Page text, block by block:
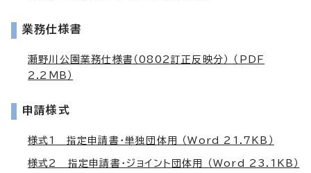
業務仕様書
瀬野川公園業務仕様書（0802訂正反映分） （PDF
2.2MB）
申請様式
様式1 指定申請書・単独団体用 （Word 21.7KB）
様式2 指定申請書・ジョイント団体用 （Word 23.1KB）